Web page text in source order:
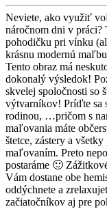
Neviete, ako využiť
náročnom dni v
pohodičku pri vínku
krásnu modernú
Tento obraz má
dokonalý výsledok!
skvelej spoločnosti so
výtvarníkov! Príďte sa
rodinou, …pričom s
maľovania máte
štetce, zástery a
maľovaním. Preto
postaráme 🙂
Vám dostane obe
oddýchnete a
začiatočníkov aj pre